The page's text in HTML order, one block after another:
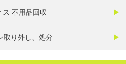
ス 不用品回収
取り外し、処分